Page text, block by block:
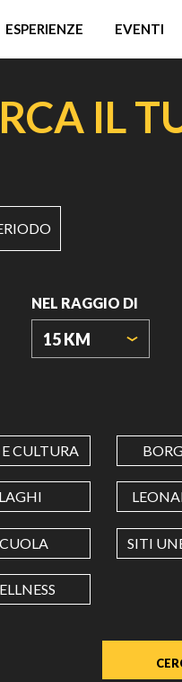
ESPERIENZE EVENTI
IL
NEL RAGGIO DI
15 KM
LONGITUDINE
CULTURA
LAGHI
SITI